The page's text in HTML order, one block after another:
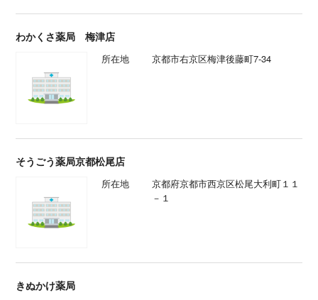
わかくさ薬局 梅津店
所在地 京都市右京区梅津後藤町7-34
そうごう薬局京都松尾店
所在地
京都府京都市西京区松尾大利町１１
－１
きぬかけ薬局